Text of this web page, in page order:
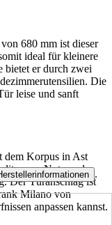
680 mm ist dieser
ideal für kleinere
bietet er durch zwei
Die
leise und sanft
dem Korpus in Ast
Note und
Der Türanschlag ist
Milano von
anpassen kannst.
.